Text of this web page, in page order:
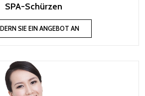
SPA-Schürzen
SIE EIN ANGEBOT AN